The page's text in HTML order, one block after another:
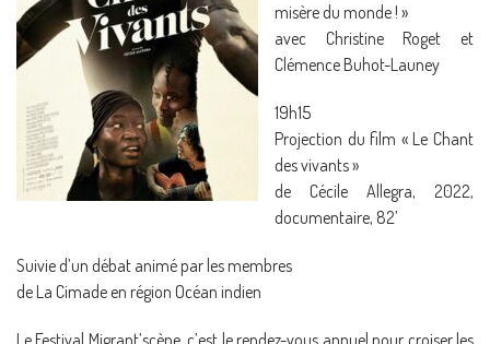
misère du monde ! »
avec Christine Roget et
Clémence Buhot-Launey
19h15
Projection du film « Le Chant
des vivants »
de Cécile Allegra, 2022,
documentaire, 82’
Suivie d’un débat animé par les membres
de La Cimade en région Océan indien
Le Festival Migrant’scène, c’est le rendez-vous annuel pour croiser les